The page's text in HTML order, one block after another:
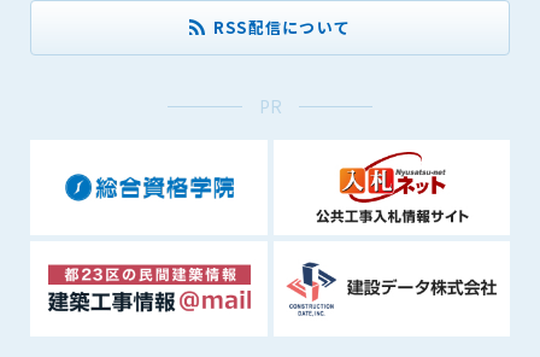
RSS配信について
PR
できるものとします。これに起因する会員または他の第三者が
第9条（会員の個人情報）
ビスの提供に関連して管理者が知り得た会員の個人情報（以下
個人情報といいます）について、管理者は、以下の各号に該当
する場合を除き、第三者に開示または提供しないものとしま
す。
(1) 会員が、自己の個人情報の開示に事前に同意している場合
(2) 個々の会員を特定できない統計的な処理をした形式で第三